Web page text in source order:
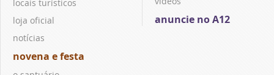
locais turísticos
loja oficial
notícias
novena e festa
anuncie no A12